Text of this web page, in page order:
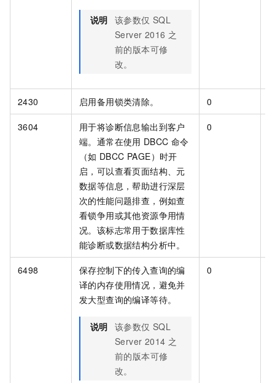
说明 该参数仅 SQL
Server 2016 之
前的版本可修
改。
2430 启用备用锁类清除。 0
3604
用于将诊断信息输出到客户
端。通常在使用 DBCC 命令
（如 DBCC PAGE）时开
启，可以查看页面结构、元
数据等信息，帮助进行深层
次的性能问题排查，例如查
看锁争用或其他资源争用情
况。该标志常用于数据库性
能诊断或数据结构分析中。
0
6498
保存控制下的传入查询的编
译的内存使用情况，避免并
发大型查询的编译等待。
说明 该参数仅 SQL
Server 2014 之
前的版本可修
改。
0